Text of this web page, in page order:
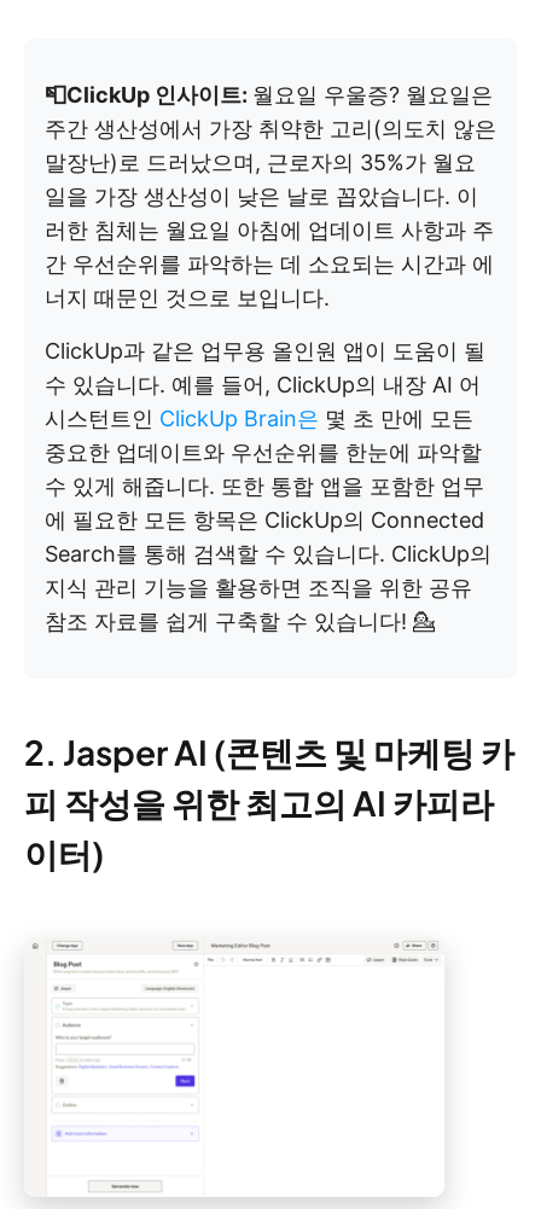
📮ClickUp 인사이트: 월요일 우울증? 월요일은
주간 생산성에서 가장 취약한 고리(의도치 않은
말장난)로 드러났으며, 근로자의 35%가 월요
일을 가장 생산성이 낮은 날로 꼽았습니다. 이
러한 침체는 월요일 아침에 업데이트 사항과 주
간 우선순위를 파악하는 데 소요되는 시간과 에
너지 때문인 것으로 보입니다.
ClickUp과 같은 업무용 올인원 앱이 도움이 될
수 있습니다. 예를 들어, ClickUp의 내장 AI 어
시스턴트인 ClickUp Brain은 몇 초 만에 모든
중요한 업데이트와 우선순위를 한눈에 파악할
수 있게 해줍니다. 또한 통합 앱을 포함한 업무
에 필요한 모든 항목은 ClickUp의 Connected
Search를 통해 검색할 수 있습니다. ClickUp의
지식 관리 기능을 활용하면 조직을 위한 공유
참조 자료를 쉽게 구축할 수 있습니다! 💁
2. Jasper AI (콘텐츠 및 마케팅 카
피 작성을 위한 최고의 AI 카피라
이터)